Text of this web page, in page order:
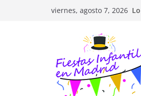
viernes, agosto 7, 2026